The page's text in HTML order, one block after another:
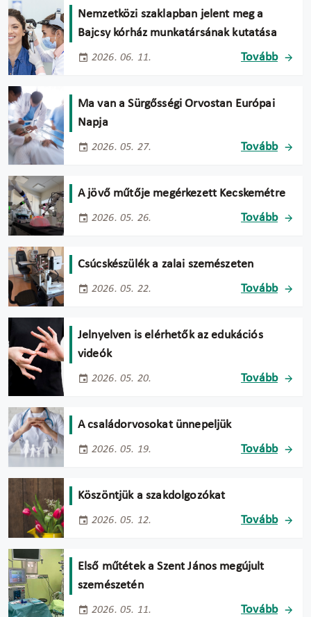
Nemzetközi szaklapban jelent meg a
Bajcsy kórház munkatársának kutatása
2026. 06. 11. Tovább
Ma van a Sürgősségi Orvostan Európai
Napja
2026. 05. 27. Tovább
A jövő műtője megérkezett Kecskemétre
2026. 05. 26. Tovább
Csúcskészülék a zalai szemészeten
2026. 05. 22. Tovább
Jelnyelven is elérhetők az edukációs
videók
2026. 05. 20. Tovább
A családorvosokat ünnepeljük
2026. 05. 19. Tovább
Köszöntjük a szakdolgozókat
2026. 05. 12. Tovább
Első műtétek a Szent János megújult
szemészetén
2026. 05. 11. Tovább